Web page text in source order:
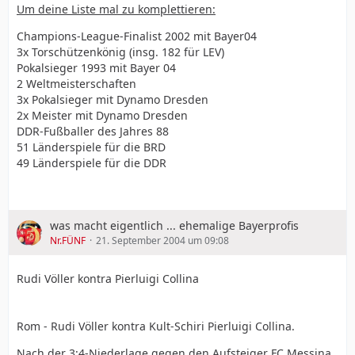
ausreichender Sicherheit nicht festgestellt werden,
in diesem Fall aber wäre auf zwei Spiele Sperre zu
entscheiden gewesen.
Quelle: DFB
Deutscher Pokalsieger : 1× Deutscher Pokalsieger 1993
1× Platz 2 2002 mit Bayer Leverkusen
Bundesliga: 4× Platz 2 1997, 1999, 2000 und 2002 mit
Bayer Leverkusen
2× Platz 3 1994 und 1998 mit Bayer Leverkusen
Torschützenkönig 1993, 1997 und 1998
182 Bundesligatreffer
Müsste, beide Nationalmannschaften zusammen
Kirstens, der immer mindestens 110 % für den Verein
tut und tat!
Um deine Liste mal zu komplettieren:
Champions-League-Finalist 2002 mit Bayer04
3x Torschützenkönig (insg. 182 für LEV)
Pokalsieger 1993 mit Bayer 04
2 Weltmeisterschaften
3x Pokalsieger mit Dynamo Dresden
2x Meister mit Dynamo Dresden
DDR-Fußballer des Jahres 88
51 Länderspiele für die BRD
49 Länderspiele für die DDR
was macht eigentlich ... ehemalige Bayerprofis
Nr.FÜNF 21. September 2004 um 09:08
Rudi Völler kontra Pierluigi Collina
Rom - Rudi Völler kontra Kult-Schiri Pierluigi Collina.